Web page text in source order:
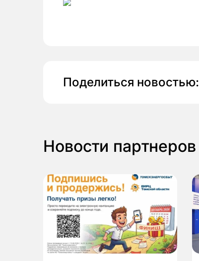
Поделиться новостью:
Новости партнеров